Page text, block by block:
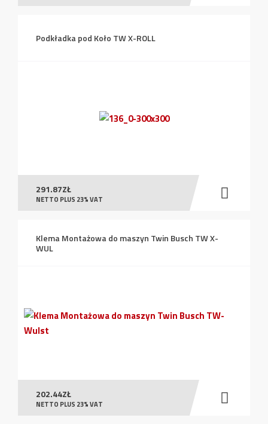
Podkładka pod Koło TW X-ROLL
291.87ZŁ
NETTO PLUS 23% VAT
Klema Montażowa do maszyn Twin Busch TW X-
WUL
202.44ZŁ
NETTO PLUS 23% VAT